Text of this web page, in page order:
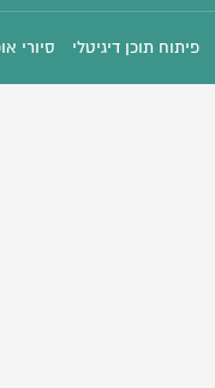
פיתוח תוכן דיגיטלי סיורי